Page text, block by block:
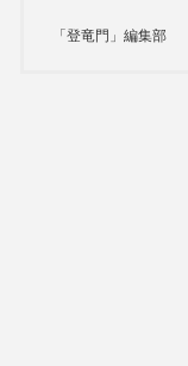
「登竜門」編集部